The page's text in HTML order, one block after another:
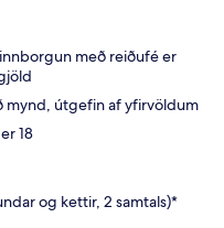
með reiðufé er
mynd, útgefin af yfirvöldum
18
og kettir, 2 samtals)*